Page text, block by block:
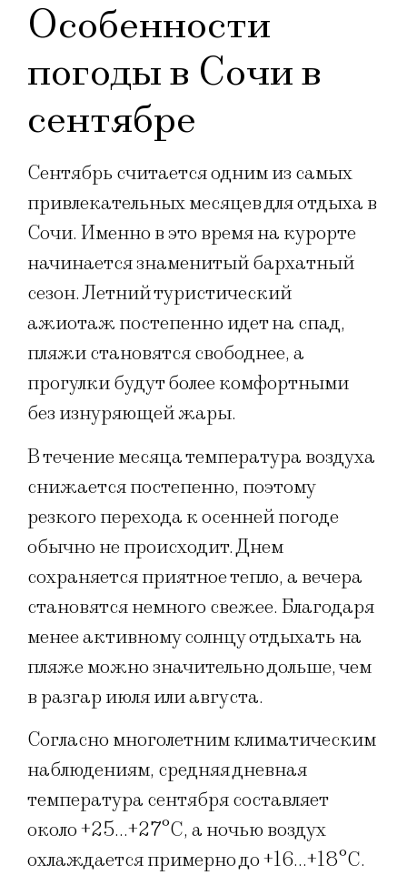
Особенности
погоды в Сочи в
сентябре
Сентябрь считается одним из самых
привлекательных месяцев для отдыха в
Сочи. Именно в это время на курорте
начинается знаменитый бархатный
сезон. Летний туристический
ажиотаж постепенно идет на спад,
пляжи становятся свободнее, а
прогулки будут более комфортными
без изнуряющей жары.
В течение месяца температура воздуха
снижается постепенно, поэтому
резкого перехода к осенней погоде
обычно не происходит. Днем
сохраняется приятное тепло, а вечера
становятся немного свежее. Благодаря
менее активному солнцу отдыхать на
пляже можно значительно дольше, чем
в разгар июля или августа.
Согласно многолетним климатическим
наблюдениям, средняя дневная
температура сентября составляет
около +25…+27°C, а ночью воздух
охлаждается примерно до +16…+18°C.